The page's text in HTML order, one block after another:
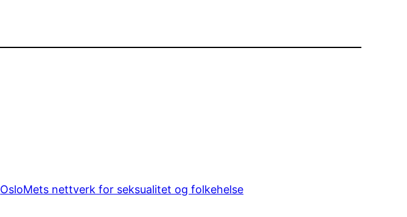
OsloMets nettverk for seksualitet og folkehelse